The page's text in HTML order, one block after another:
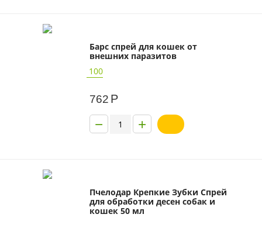
Барс спрей для кошек от
внешних паразитов
100
762 Р
+
−
Пчелодар Крепкие Зубки Спрей
для обработки десен собак и
кошек 50 мл